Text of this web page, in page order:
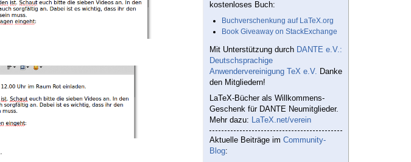
kostenloses Buch:
Buchverschenkung auf LaTeX.org
Book Giveaway on StackExchange
Mit Unterstützung durch DANTE e.V.:
Deutschsprachige
Anwendervereinigung TeX e.V. Danke
den Mitgliedern!
LaTeX-Bücher als Willkommens-
Geschenk für DANTE Neumitglieder.
Mehr dazu: LaTeX.net/verein
Aktuelle Beiträge im Community-
Blog: